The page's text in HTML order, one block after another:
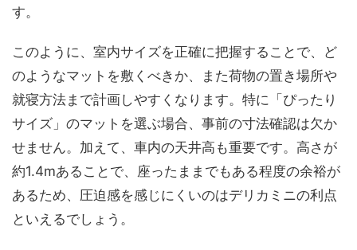
す。
このように、室内サイズを正確に把握することで、ど
のようなマットを敷くべきか、また荷物の置き場所や
就寝方法まで計画しやすくなります。特に「ぴったり
サイズ」のマットを選ぶ場合、事前の寸法確認は欠か
せません。加えて、車内の天井高も重要です。高さが
約1.4mあることで、座ったままでもある程度の余裕が
あるため、圧迫感を感じにくいのはデリカミニの利点
といえるでしょう。